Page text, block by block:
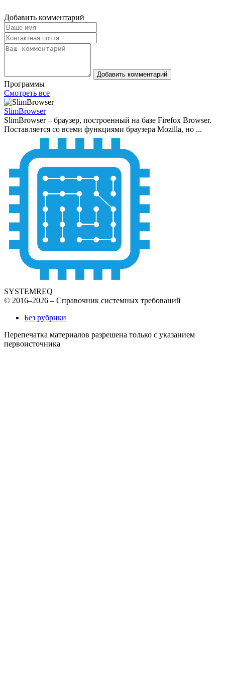
Добавить комментарий
Добавить комментарий
Программы
Смотреть все
SlimBrowser
SlimBrowser – браузер, построенный на базе Firefox Browser.
Поставляется со всеми функциями браузера Mozilla, но ...
SYSTEMREQ
© 2016–2026 – Справочник системных требований
Без рубрики
Перепечатка материалов разрешена только с указанием
первоисточника